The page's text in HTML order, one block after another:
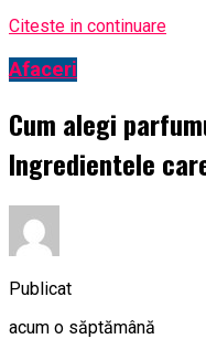
Citeste in continuare
Afaceri
Cum alegi
Ingredientele
Publicat
acum o săptămână